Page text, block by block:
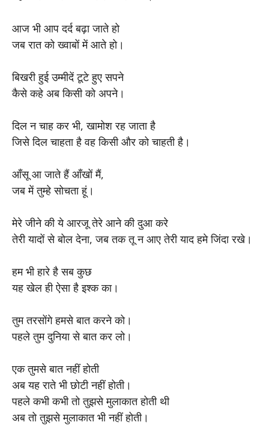
आज भी आप दर्द बढ़ा जाते हो
जब रात को ख्वाबों में आते हो।
बिखरी हुई उम्मीदें टूटे हुए सपने
कैसे कहे अब किसी को अपने।
दिल न चाह कर भी, खामोश रह जाता है
जिसे दिल चाहता है वह किसी और को चाहती है।
आँसू आ जाते हैं आँखों मैं,
जब में तुम्हे सोचता हूं।
मेरे जीने की ये आरजू तेरे आने की दुआ करे
तेरी यादों से बोल देना, जब तक तू न आए तेरी याद हमे जिंदा रखे।
हम भी हारे है सब कुछ
यह खेल ही ऐसा है इश्क का।
तुम तरसोंगे हमसे बात करने को।
पहले तुम दुनिया से बात कर लो।
एक तुमसे बात नहीं होती
अब यह राते भी छोटी नहीं होती।
पहले कभी कभी तो तुझसे मुलाकात होती थी
अब तो तुझसे मुलाकात भी नहीं होती।